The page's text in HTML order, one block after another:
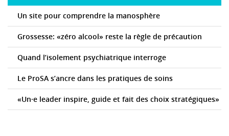
Un site pour comprendre la manosphère
Grossesse: «zéro alcool» reste la règle de précaution
Quand l’isolement psychiatrique interroge
Le ProSA s’ancre dans les pratiques de soins
«Un·e leader inspire, guide et fait des choix stratégiques»